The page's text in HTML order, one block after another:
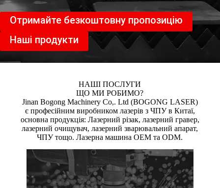
Отримайте безкоштовну пропозицію
Наші продукти
НАШІ ПОСЛУГИ
ЩО МИ РОБИМО?
Jinan Bogong Machinery Co,. Ltd (BOGONG LASER)
є професійним виробником лазерів з ЧПУ в Китаї,
основна продукція: Лазерний різак, лазерний гравер,
лазерний очищувач, лазерний зварювальний апарат,
ЧПУ тощо. Лазерна машина OEM та ODM.